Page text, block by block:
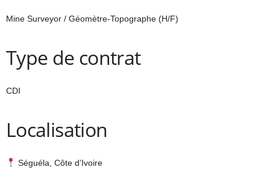
Mine Surveyor / Géomètre-Topographe (H/F)
Type de contrat
CDI
Localisation
Séguéla, Côte d’Ivoire